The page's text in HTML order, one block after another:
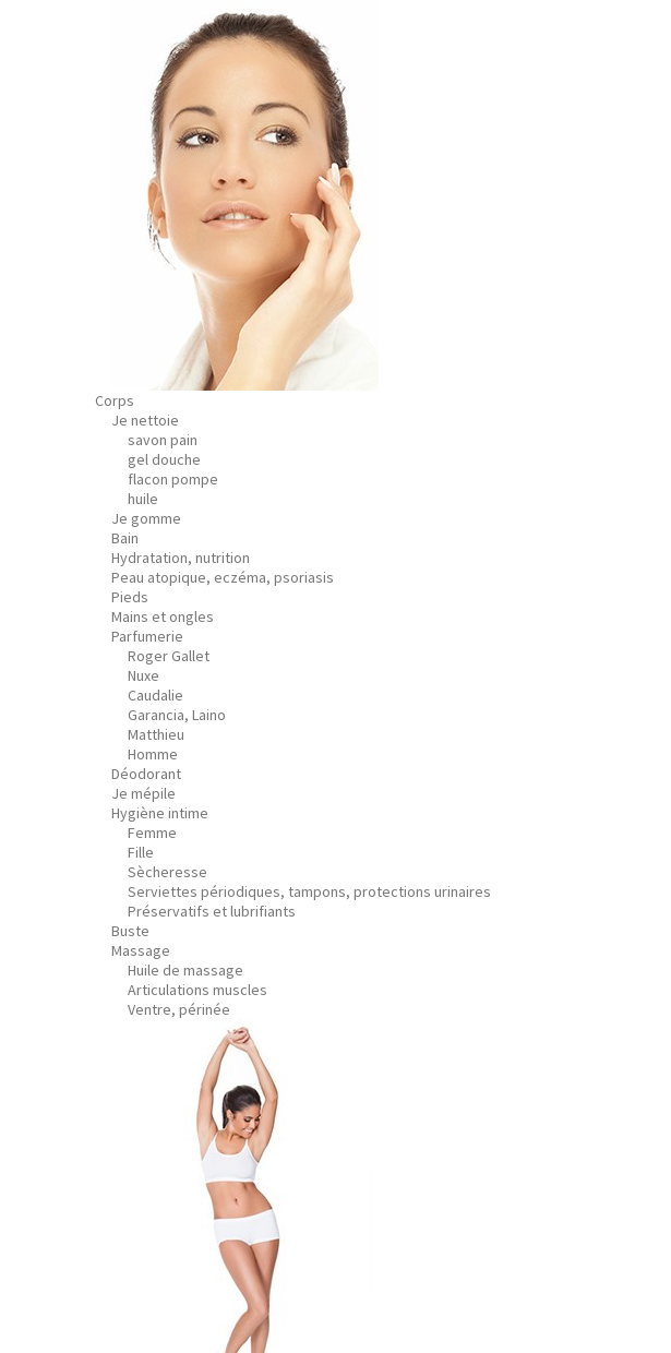
Corps
Je nettoie
savon pain
gel douche
flacon pompe
huile
Je gomme
Bain
Hydratation, nutrition
Peau atopique, eczéma, psoriasis
Pieds
Mains et ongles
Parfumerie
Roger Gallet
Nuxe
Caudalie
Garancia, Laino
Matthieu
Homme
Déodorant
Je mépile
Hygiène intime
Femme
Fille
Sècheresse
Serviettes périodiques, tampons, protections urinaires
Préservatifs et lubrifiants
Buste
Massage
Huile de massage
Articulations muscles
Ventre, périnée